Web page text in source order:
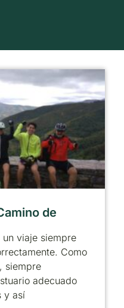
de
viaje siempre
Como
siempre
adecuado
y así